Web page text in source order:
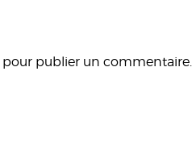
pour publier un commentaire.